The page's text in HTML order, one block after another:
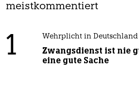
meistkommentiert
1 Wehrplicht in Deutschland
Zwangsdienst ist nie
eine gute Sache